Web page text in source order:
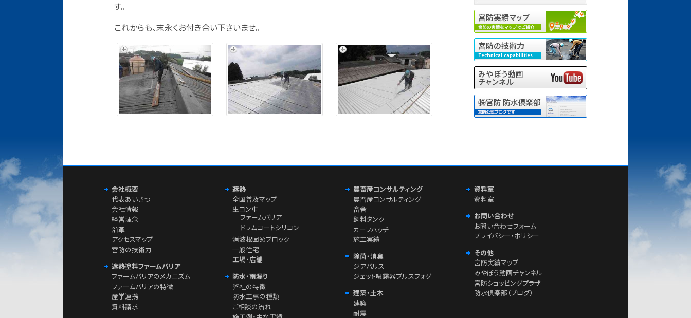
す。
これからも、末永くお付き合い下さいませ。
会社概要
代表あいさつ
会社情報
経営理念
沿革
アクセスマップ
宮防の技術力
遮熱塗料ファームバリア
ファームバリアのメカニズム
ファームバリアの特徴
産学連携
資料請求
遮熱
全国普及マップ
生コン車
ファームバリア
ドラムコートシリコン
消波根固めブロック
一般住宅
工場・店舗
防水・雨漏り
弊社の特徴
防水工事の種類
ご相談の流れ
農畜産コンサルティング
農畜産コンサルティング
畜舎
飼料タンク
カーフハッチ
施工実績
除菌・消臭
ジアバルス
ジェット噴霧器プルスフォグ
建築・土木
建築
耐震
資料室
資料室
お問い合わせ
お問い合わせフォーム
プライバシー・ポリシー
その他
宮防実績マップ
みやぼう動画チャンネル
宮防ショッピングプラザ
防水倶楽部（ブログ）